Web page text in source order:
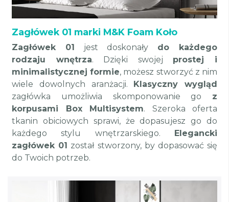
Zagłówek 01 marki M&K Foam Koło
Zagłówek 01 jest doskonały do każdego
rodzaju wnętrza. Dzięki swojej prostej i
minimalistycznej formie, możesz stworzyć z nim
wiele dowolnych aranżacji.
Klasyczny wygląd
zagłówka umożliwia skomponowanie go z
korpusami Box Multisystem. Szeroka oferta
tkanin obiciowych sprawi, że dopasujesz go do
każdego stylu wnętrzarskiego.
Elegancki
zagłówek 01 został stworzony, by dopasować się
do Twoich potrzeb.